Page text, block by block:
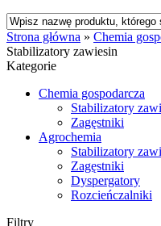
Strona główna » Chemia
Stabilizatory zawiesin
Kategorie
Chemia gospodarcza
Stabilizatory
Zagęstniki
Agrochemia
Stabilizatory
Zagęstniki
Dyspergatory
Rozcieńczalniki
Filtry